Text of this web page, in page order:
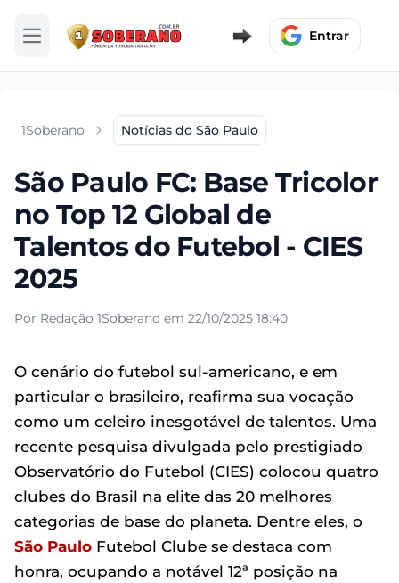
Abrir menu Entrar
1Soberano Notícias do São Paulo
São Paulo FC: Base Tricolor
no Top 12 Global de
Talentos do Futebol - CIES
2025
Por Redação 1Soberano em 22/10/2025 18:40
O cenário do futebol sul-americano, e em
particular o brasileiro, reafirma sua vocação
como um celeiro inesgotável de talentos. Uma
recente pesquisa divulgada pelo prestigiado
Observatório do Futebol (CIES) colocou quatro
clubes do Brasil na elite das 20 melhores
categorias de base do planeta. Dentre eles, o
São Paulo Futebol Clube se destaca com
honra, ocupando a notável 12ª posição na